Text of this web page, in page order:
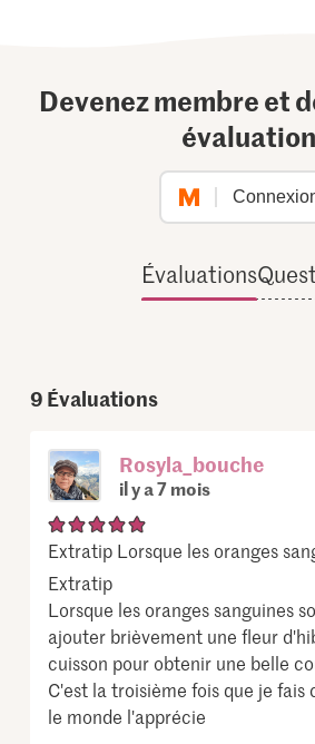
Devenez membre et
évaluation
Évaluations
9 Évaluations
Rosyla_bouche
il y a 7 mois
Extratip Lorsque les oranges
Extratip
Lorsque les oranges sanguines
ajouter brièvement une fleur
cuisson pour obtenir une belle
C'est la troisième fois que je
le monde l'apprécie